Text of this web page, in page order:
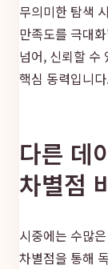
무의미한 탐색
만족도를 극대
넘어, 신뢰할 수
핵심 동력입니
다른 데
차별점
시중에는 수많
차별점을 통해